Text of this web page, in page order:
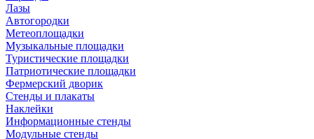
Лазы
Автогородки
Метеоплощадки
Музыкальные площадки
Туристические площадки
Патриотические площадки
Фермерский дворик
Стенды и плакаты
Наклейки
Информационные стенды
Модульные стенды